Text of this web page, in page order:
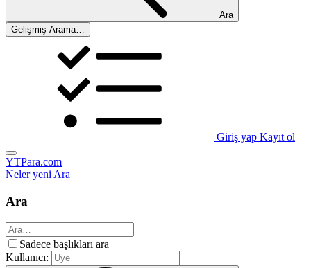
Ara
Gelişmiş Arama…
Giriş yap Kayıt ol
YTPara.com
Neler yeniAra
Ara
Sadece başlıkları ara
Kullanıcı: